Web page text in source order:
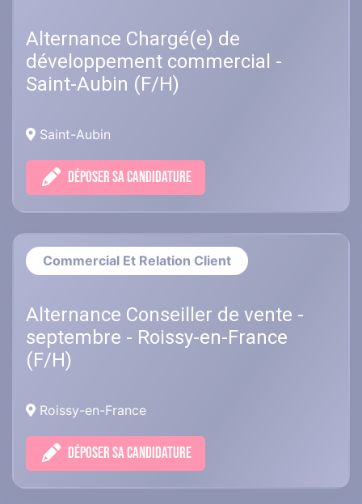
Alternance Chargé(e) de
développement commercial -
Saint-Aubin (F/H)
Saint-Aubin
DÉPOSER SA CANDIDATURE
Commercial Et Relation Client
Alternance Conseiller de vente -
septembre - Roissy-en-France
(F/H)
Roissy-en-France
DÉPOSER SA CANDIDATURE